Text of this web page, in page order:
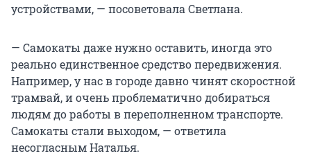
устройствами, — посоветовала Светлана.
— Самокаты даже нужно оставить, иногда это
реально единственное средство передвижения.
Например, у нас в городе давно чинят скоростной
трамвай, и очень проблематично добираться
людям до работы в переполненном транспорте.
Самокаты стали выходом, — ответила
несогласным Наталья.